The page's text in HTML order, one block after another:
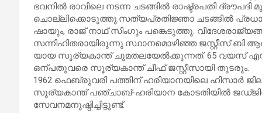
ഭവനിൽ രാവിലെ നടന്ന ചടങ്ങിൽ രാഷ്ട്രപതി
ചൊല്ലിക്കൊടുത്തു.സത്യപ്രതിജ്ഞാ ചടങ്ങിൽ
ഷായും, രാജ് നാഥ് സിംഗും പങ്കെടുത്തു.
സന്നിഹിതരായിരുന്നു.സ്ഥാ​​​​ന​​​​മൊ​​​​ഴി​​​​ഞ്ഞ ജ​​​​സ്റ്റീ​​​​സ്
യാ​​​​യ സൂ​​​​ര്യ​​​​കാ​​​​ന്ത് ചു​​​​മ​​​​ത​​​​ല​​​​യേ​​​​ൽ​​​​ക്കു​​​​ന്ന​​​​ത്. 65 വ​​​​യ​​​​സ് എ​​​​ന്ന
ഒ​​​​ന്പ​​​​തു​​​വ​​​​രെ സൂ​​​​ര്യ​​​കാ​​​​ന്ത് ചീ​​​​ഫ് ജ​​​​സ്റ്റീ​​​​സാ​​​​യി തു​​​​ട​​​​രും.
1962 ഫെ​​​​ബ്രു​​​​വ​​​​രി പ​​​​ത്തി​​​​ന് ഹ​​​​രി​​​​യാ​​​​ന​​​​യി​​​​ലെ ഹി​​​​സാ​​​​ർ
സൂ​​​ര്യ​​​കാ​​​​ന്ത് പ​​​​ഞ്ചാ​​​​ബ്-​​​​ഹ​​​​രി​​​​യാ​​​​ന കോ​​​​ട​​​​തി​​​​യി​​​​ൽ
സേ​​​​വ​​​​ന​​​​മ​​​​നു​​​​ഷ്ഠി​​​​ച്ചി​​​​ട്ടു​​​​ണ്ട്.